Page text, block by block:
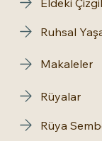
Makaleler
Ruhsal
Rüyalar
Rüya